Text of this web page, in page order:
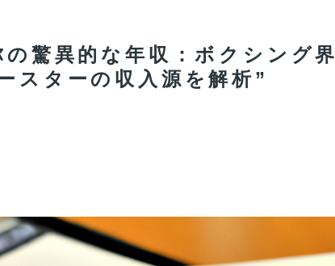
の驚異的な年収：ボクシング界
スターの収入源を解析”